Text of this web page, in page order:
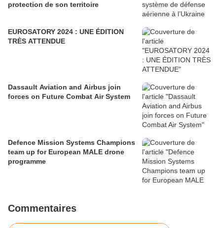
protection de son territoire
EUROSATORY 2024 : UNE ÉDITION
TRÈS ATTENDUE
Dassault Aviation and Airbus join
forces on Future Combat Air System
Defence Mission Systems Champions
team up for European MALE drone
programme
Commentaires